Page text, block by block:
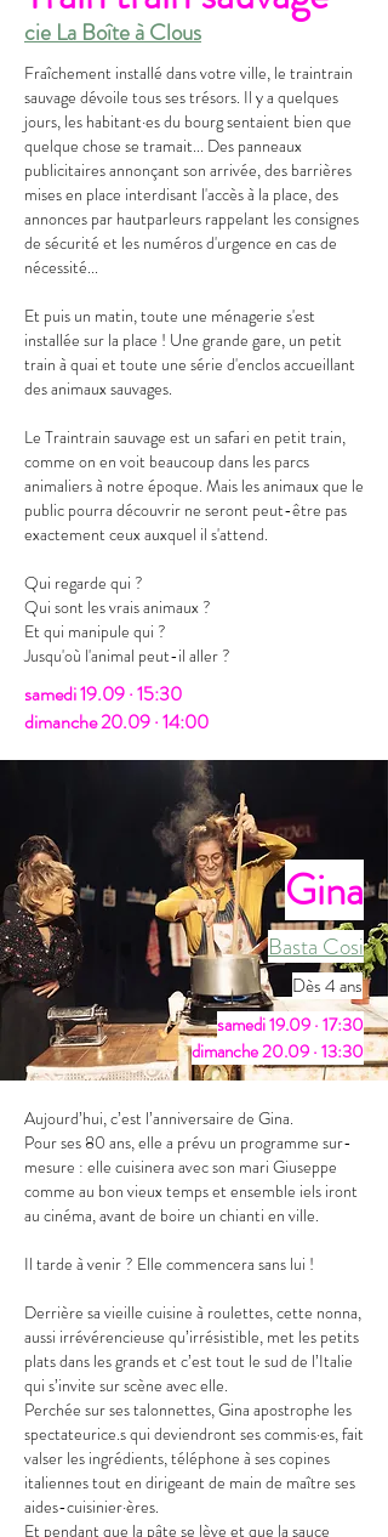
cie La Boîte à Clous
Fraîchement installé dans votre ville, le train­train
sauvage dévoile tous ses trésors. Il y a quelques
jours, les habitant·es du bourg sentaient bien que
quelque chose se tramait... Des panneaux
publicitaires annonçant son arrivée, des barrières
mises en place interdisant l'accès à la place, des
annonces par haut­parleurs rappelant les consignes
de sécurité et les numéros d'urgence en cas de
nécessité...
Et puis un matin, toute une ménagerie s'est
installée sur la place ! Une grande gare, un petit
train à quai et toute une série d'enclos accueillant
des animaux sauvages.
Le Train­train sauvage est un safari en petit train,
comme on en voit beaucoup dans les parcs
animaliers à notre époque. Mais les animaux que le
public pourra découvrir ne seront peut­-être pas
exactement ceux auxquel il s'attend.
Qui regarde qui ?
Qui sont les vrais animaux ?
Et qui manipule qui ?
Jusqu'où l'animal peut-il aller ?
samedi 19.09 · 15:30
dimanche 20.09 · 14:00
Gina
Basta Cosi
Dès 4 ans
​​samedi 19.09 · 17:30
dimanche 20.09 · 13:30
Aujourd’hui, c’est l’anniversaire de Gina.
Pour ses 80 ans, elle a prévu un programme sur-
mesure : elle cuisinera avec son mari Giuseppe
comme au bon vieux temps et ensemble iels iront
au cinéma, avant de boire un chianti en ville.
Il tarde à venir ? Elle commencera sans lui !
Derrière sa vieille cuisine à roulettes, cette nonna,
aussi irrévérencieuse qu’irrésistible, met les petits
plats dans les grands et c’est tout le sud de l’Italie
qui s’invite sur scène avec elle.
Perchée sur ses talonnettes, Gina apostrophe les
spectateurice.s qui deviendront ses commis·es, fait
valser les ingrédients, téléphone à ses copines
italiennes tout en dirigeant de main de maître ses
aides-cuisinier·ères.
Et pendant que la pâte se lève et que la sauce